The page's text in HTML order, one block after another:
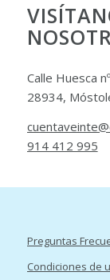
Calle Huesca
28934,
914 412 995
Preguntas
Condiciones de